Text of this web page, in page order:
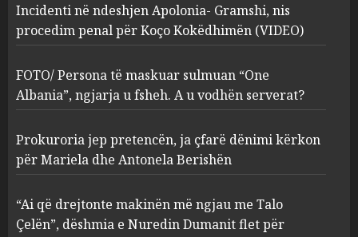
3
FOTO/ Persona të maskuar
sulmuan “One Albania”,
ngjarja u fsheh. A u vodhën
serverat?
MARCH 25, 2025
4
Prokuroria jep pretencën, ja
çfarë dënimi kërkon për
Berishën
MARCH 25, 2025
Incidenti në ndeshjen Apolonia- Gramshi, nis
procedim penal për Koço Kokëdhimën (VIDEO)
FOTO/ Persona të maskuar sulmuan “One
Albania”, ngjarja u fsheh. A u vodhën serverat?
Prokuroria jep pretencën, ja çfarë dënimi kërkon
për Mariela dhe Antonela Berishën
“Ai që drejtonte makinën më ngjau me Talo
Çelën”, dëshmia e Nuredin Dumanit flet për